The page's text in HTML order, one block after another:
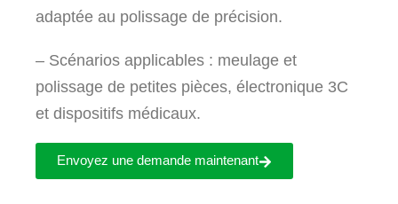
adaptée au polissage de précision.
– Scénarios applicables : meulage et
polissage de petites pièces, électronique 3C
et dispositifs médicaux.
Envoyez une demande maintenant